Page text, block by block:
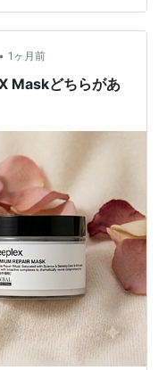
わつき 髪質改善 なめ
シアーネロリ ジャ
• 1ヶ月前
Maskどちらがあ